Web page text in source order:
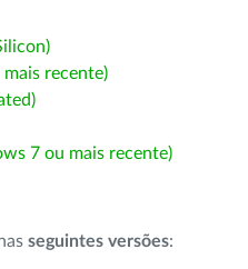
recente)
7 ou mais recente)
seguintes versões: